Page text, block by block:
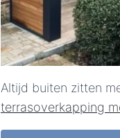
Altijd buiten zitten
terrasoverkapping